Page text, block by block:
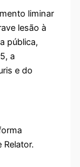
liminar
lesão à
pública,
a
e do